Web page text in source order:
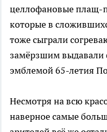
целлофановые плащ-
которые в
тоже сыграли
замёрзшим выдавали
эмблемой 65-летия
Несмотря на всю
наверное самые